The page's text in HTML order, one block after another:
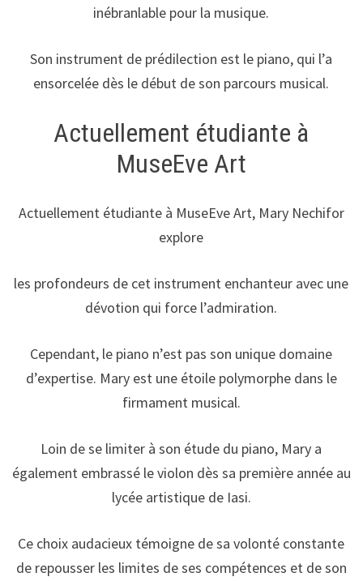
inébranlable pour la musique.
Son instrument de prédilection est le piano, qui l’a
ensorcelée dès le début de son parcours musical.
Actuellement étudiante à
MuseEve Art
Actuellement étudiante à MuseEve Art, Mary Nechifor
explore
les profondeurs de cet instrument enchanteur avec une
dévotion qui force l’admiration.
Cependant, le piano n’est pas son unique domaine
d’expertise. Mary est une étoile polymorphe dans le
firmament musical.
Loin de se limiter à son étude du piano, Mary a
également embrassé le violon dès sa première année au
lycée artistique de Iasi.
Ce choix audacieux témoigne de sa volonté constante
de repousser les limites de ses compétences et de son